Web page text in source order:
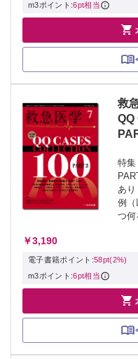
m3ポイント:6pt相当

救
QQ
特集
あ
例（
つ何
救
例を...
￥3,190
電子書籍ポイント:58pt(2%)
m3ポイント:6pt相当
